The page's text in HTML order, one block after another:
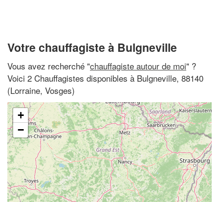
Votre chauffagiste à Bulgneville
Vous avez recherché "chauffagiste autour de moi" ?
Voici 2 Chauffagistes disponibles à Bulgneville, 88140
(Lorraine, Vosges)
+
−